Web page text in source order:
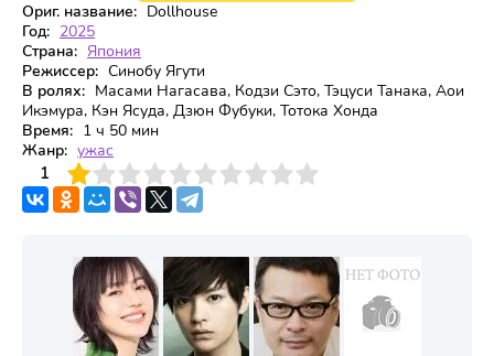
Ориг. название: Dollhouse
Год: 2025
Страна: Япония
Режиссер: Синобу Ягути
В ролях: Масами Нагасава, Кодзи Сэто, Тэцуси Танака, Аои
Икэмура, Кэн Ясуда, Дзюн Фубуки, Тотока Хонда
Время: 1 ч 50 мин
Жанр: ужас
1
4 6 7 8 9 10